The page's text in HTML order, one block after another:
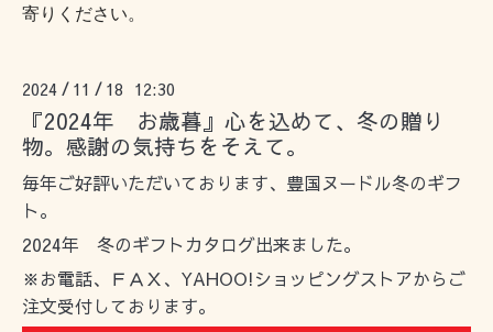
寄りください。
2024 / 11 / 18 12:30
『2024年 お歳暮』心を込めて、冬の贈り
物。感謝の気持ちをそえて。
毎年ご好評いただいております、豊国ヌードル冬のギフ
ト。
2024年 冬のギフトカタログ出来ました。
※お電話、ＦＡＸ、YAHOO!ショッピングストアからご
注文受付しております。